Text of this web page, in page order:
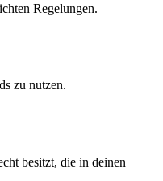
Regelungen.
zu nutzen.
besitzt, die in deinen